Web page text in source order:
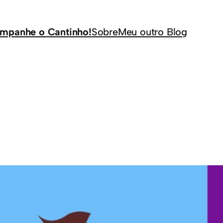
o Cantinho!SobreMeu outro Blog